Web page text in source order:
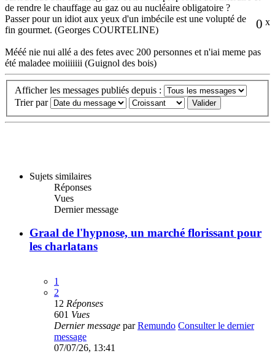
de rendre le chauffage au gaz ou au nucléaire obligatoire ?
0 x
Passer pour un idiot aux yeux d'un imbécile est une volupté de
fin gourmet. (Georges COURTELINE)
Mééé nie nui allé a des fetes avec 200 personnes et n'iai meme pas
été maladee moiiiiiii (Guignol des bois)
Afficher les messages publiés depuis :
Trier par
Sujets similaires
Réponses
Vues
Dernier message
Graal de l'hypnose, un marché florissant pour
les charlatans
1
2
12 Réponses
601 Vues
Dernier message parRemundo Consulter le dernier
message
07/07/26, 13:41